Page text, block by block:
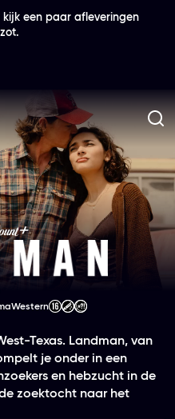
kijk een paar afleveringen
Western
Texas. Landman, van
je onder in een
en hebzucht in de
zoektocht naar het